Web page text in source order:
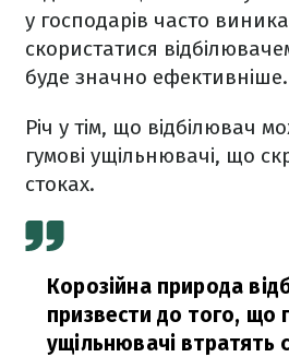
у господарів часто
скористатися
буде значно ефективніше.
Річ у тім, що відбілювач
гумові ущільнювачі, що
стоках.
Корозійна природа
призвести до того, що
ущільнювачі втратять